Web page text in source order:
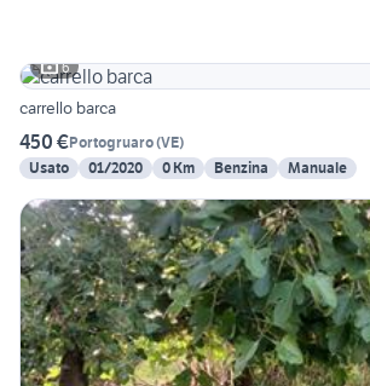
6
carrello barca
450 €Portogruaro(VE)
Usato
01/2020 0 Km Benzina Manuale